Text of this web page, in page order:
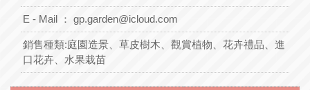
E - Mail ： gp.garden@icloud.com
銷售種類:庭園造景、草皮樹木、觀賞植物、花卉禮品、進
口花卉、水果栽苗